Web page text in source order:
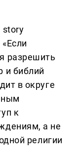
story
разрешить
и библий
в округе
к
а не
религии